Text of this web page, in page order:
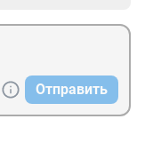
Отправить